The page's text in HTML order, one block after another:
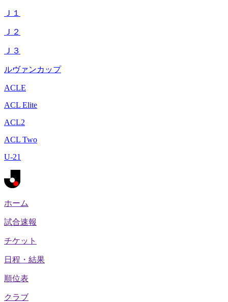
Ｊ１
Ｊ２
Ｊ３
ルヴァンカップ
ACLE
ACL Elite
ACL2
ACL Two
U-21
ホーム
試合速報
チケット
日程・結果
順位表
クラブ